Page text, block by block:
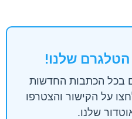
שלנו!
בכל הכתבות החדשות
על הקישור והצטרפו
שלנו.